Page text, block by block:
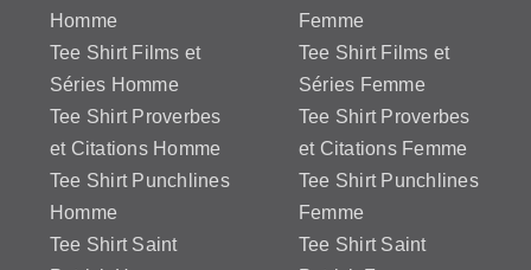
Homme
Tee Shirt Films et
Séries Homme
Tee Shirt Proverbes
et Citations Homme
Tee Shirt Punchlines
Homme
Tee Shirt Saint
Femme
Tee Shirt Films et
Séries Femme
Tee Shirt Proverbes
et Citations Femme
Tee Shirt Punchlines
Femme
Tee Shirt Saint